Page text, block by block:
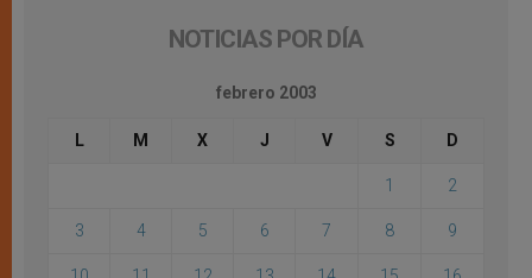
NOTICIAS POR DÍA
febrero 2003
L M X J V S D
1 2
3 4 5 6 7 8 9